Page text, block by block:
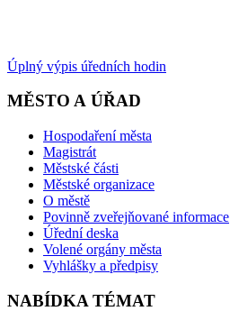
Úplný výpis úředních hodin
MĚSTO A ÚŘAD
Hospodaření města
Magistrát
Městské části
Městské organizace
O městě
Povinně zveřejňované informace
Úřední deska
Volené orgány města
Vyhlášky a předpisy
NABÍDKA TÉMAT